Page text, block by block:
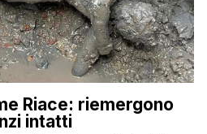
Riace: riemergono
intatti